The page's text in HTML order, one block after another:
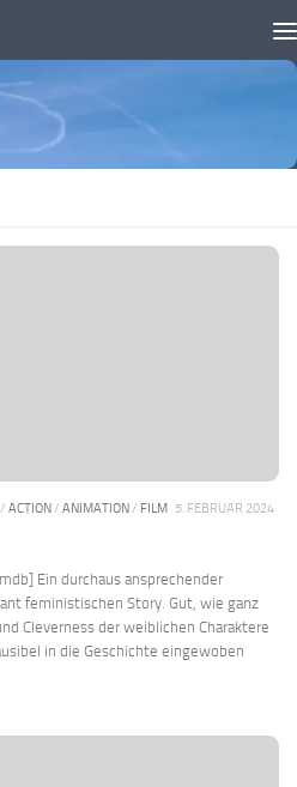
/ ACTION/ ANIMATION/ FILM 5. FEBRUAR 2024
Ein durchaus ansprechender
feministischen Story. Gut, wie ganz
Cleverness der weiblichen Charaktere
in die Geschichte eingewoben